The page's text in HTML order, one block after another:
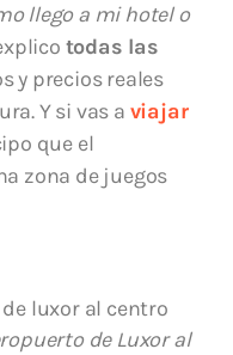
llego a mi hotel o
todas las
y precios reales
Y si vas a viajar
que el
zona de juegos
de Luxor al